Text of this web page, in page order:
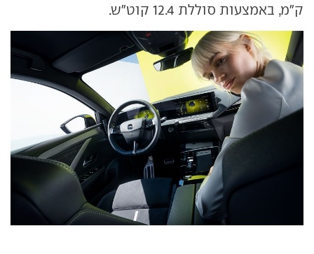
ק"מ, באמצעות סוללת 12.4 קוט"ש.